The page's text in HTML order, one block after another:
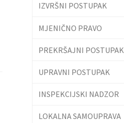
IZVRŠNI POSTUPAK
MJENIČNO PRAVO
PREKRŠAJNI POSTUPAK
UPRAVNI POSTUPAK
INSPEKCIJSKI NADZOR
LOKALNA SAMOUPRAVA